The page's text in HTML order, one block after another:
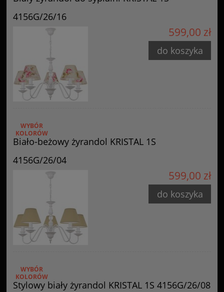
4156G/26/16
599,00 zł
do koszyka
Biało-beżowy żyrandol KRISTAL 1S
4156G/26/04
WYBÓR
KOLORÓW
599,00 zł
do koszyka
Stylowy biały żyrandol KRISTAL 1S 4156G/26/08
WYBÓR
KOLORÓW